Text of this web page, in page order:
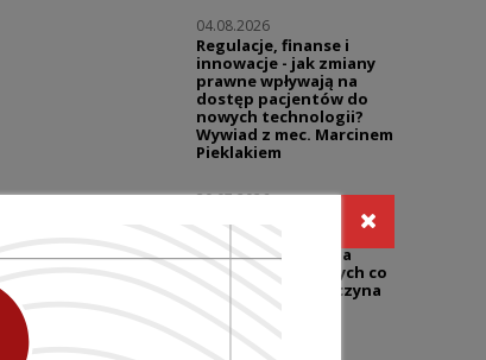
04.08.2026
Regulacje, finanse i
innowacje - jak zmiany
prawne wpływają na
dostęp pacjentów do
nowych technologii?
Wywiad z mec. Marcinem
Pieklakiem
30.07.2026
Warsztaty | Dialog w
praktyka | Reklama
sklepów medycznych co
wolno, a gdzie zaczyna